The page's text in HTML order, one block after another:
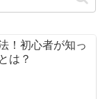
！初心者が知っ
は？